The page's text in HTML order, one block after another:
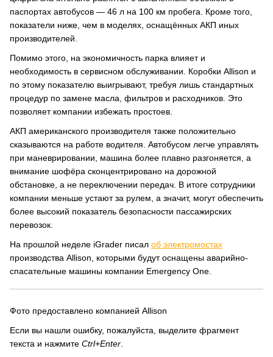
паспортах автобусов — 46 л на 100 км пробега. Кроме того,
показатели ниже, чем в моделях, оснащённых АКП иных
производителей.
Помимо этого, на экономичность парка влияет и
необходимость в сервисном обслуживании. Коробки Allison и
по этому показателю выигрывают, требуя лишь стандартных
процедур по замене масла, фильтров и расходников. Это
позволяет компании избежать простоев.
АКП американского производителя также положительно
сказываются на работе водителя. Автобусом легче управлять
при маневрировании, машина более плавно разгоняется, а
внимание шофёра сконцентрировано на дорожной
обстановке, а не переключении передач. В итоге сотрудники
компании меньше устают за рулем, а значит, могут обеспечить
более высокий показатель безопасности пассажирских
перевозок.
На прошлой неделе iGrader писал об электромостах
производства Allison, которыми будут оснащены аварийно-
спасательные машины компании Emergency One.
Фото предоставлено компанией Allison
Если вы нашли ошибку, пожалуйста, выделите фрагмент
текста и нажмите Ctrl+Enter